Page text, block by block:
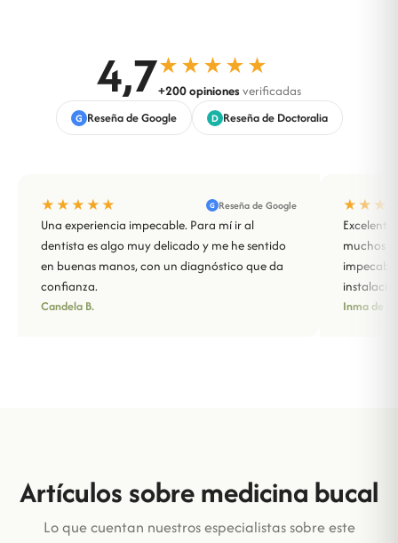
4,7★★★★★
+200 opiniones verificadas
G Reseña de Google D Reseña de Doctoralia
★★★★★ G Reseña de Google
Una experiencia impecable. Para mí ir al
dentista es algo muy delicado y me he sentido
en buenas manos, con un diagnóstico que da
confianza.
Candela B.
muchos
Inma de
Artículos sobre medicina bucal
Lo que cuentan nuestros especialistas sobre este